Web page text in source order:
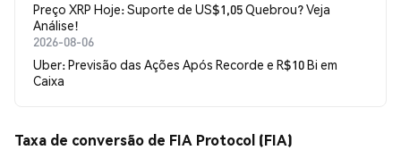
Preço XRP Hoje: Suporte de US$1,05 Quebrou? Veja
Análise!
2026-08-06
Uber: Previsão das Ações Após Recorde e R$10 Bi em
Caixa
Taxa de conversão de FIA Protocol (FIA)